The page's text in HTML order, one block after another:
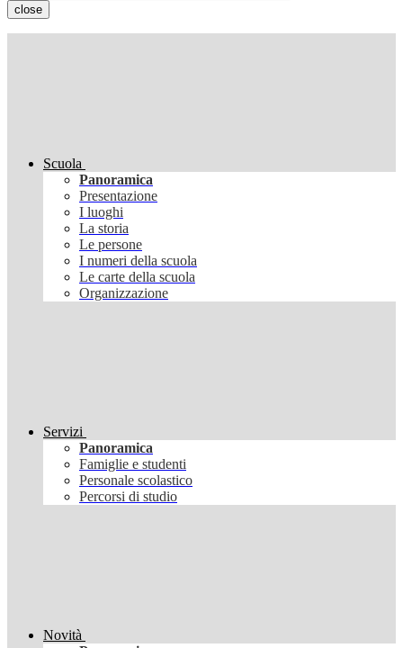
close
Scuola
Panoramica
Presentazione
I luoghi
La storia
Le persone
I numeri della scuola
Le carte della scuola
Organizzazione
Servizi
Panoramica
Famiglie e studenti
Personale scolastico
Percorsi di studio
Novità